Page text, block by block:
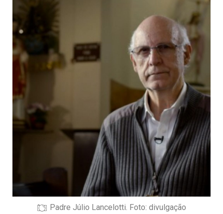
Padre Júlio Lancelotti. Foto: divulgação